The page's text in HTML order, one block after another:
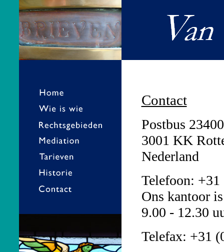
Contact
Postbus 23400
3001 KK
Nederland
Telefoon:
Ons kantoor
9.00 - 12.30
Telefax: +31